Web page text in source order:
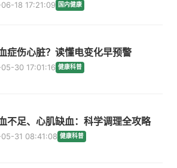
18 17:21:09 国内健康
症伤心脏？读懂电变化早预警
30 17:01:16 健康科普
不足、心肌缺血：科学调理全攻略
31 08:41:08 健康科普